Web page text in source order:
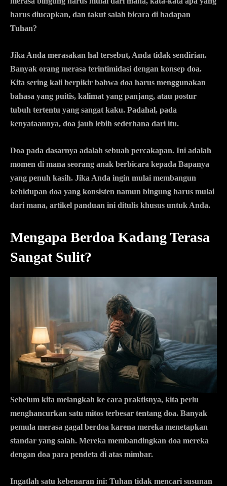
harus diucapkan, dan takut salah bicara di hadapan
Tuhan?
Jika Anda merasakan hal tersebut, Anda tidak sendirian.
Banyak orang merasa terintimidasi dengan konsep doa.
Kita sering kali berpikir bahwa doa harus menggunakan
bahasa yang puitis, kalimat yang panjang, atau postur
tubuh tertentu yang sangat kaku. Padahal, pada
kenyataannya, doa jauh lebih sederhana dari itu.
Doa pada dasarnya adalah sebuah percakapan. Ini adalah
momen di mana seorang anak berbicara kepada Bapanya
yang penuh kasih. Jika Anda ingin mulai membangun
kehidupan doa yang konsisten namun bingung harus mulai
dari mana, artikel panduan ini ditulis khusus untuk Anda.
Mengapa Berdoa Kadang Terasa
Sangat Sulit?
Sebelum kita melangkah ke cara praktisnya, kita perlu
menghancurkan satu mitos terbesar tentang doa. Banyak
pemula merasa gagal berdoa karena mereka menetapkan
standar yang salah. Mereka membandingkan doa mereka
dengan doa para pendeta di atas mimbar.
Ingatlah satu kebenaran ini: Tuhan tidak mencari susunan